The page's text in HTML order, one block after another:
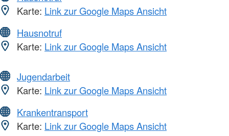
Karte: Link zur Google Maps Ansicht
Hausnotruf
Karte: Link zur Google Maps Ansicht
Jugendarbeit
Karte: Link zur Google Maps Ansicht
Krankentransport
Karte: Link zur Google Maps Ansicht